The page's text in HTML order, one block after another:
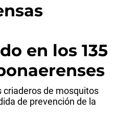
en los 135
criaderos de mosquitos
de prevención de la